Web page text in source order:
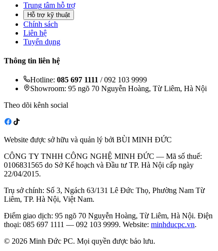
Trung tâm hỗ trợ
Hỗ trợ kỹ thuật
Chính sách
Liên hệ
Tuyển dụng
Thông tin liên hệ
Hotline: 085 697 1111 / 092 103 9999
Showroom: 95 ngõ 70 Nguyễn Hoàng, Từ Liêm, Hà Nội
Theo dõi kênh social
Website được sở hữu và quản lý bởi BÙI MINH ĐỨC
CÔNG TY TNHH CÔNG NGHỆ MINH ĐỨC — Mã số thuế:
0106831565 do Sở Kế hoạch và Đầu tư TP. Hà Nội cấp ngày
22/04/2015.
Trụ sở chính: Số 3, Ngách 63/131 Lê Đức Thọ, Phường Nam Từ
Liêm, TP. Hà Nội, Việt Nam.
Điểm giao dịch: 95 ngõ 70 Nguyễn Hoàng, Từ Liêm, Hà Nội. Điện
thoại: 085 697 1111 — 092 103 9999. Website: minhducpc.vn.
© 2026 Minh Đức PC. Mọi quyền được bảo lưu.